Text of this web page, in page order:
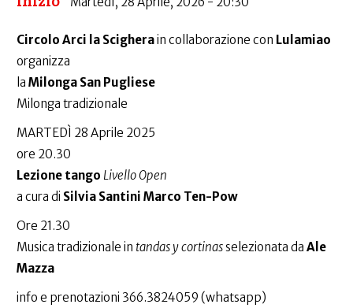
Circolo Arci la Scigherain collaborazione con Lulamiao
organizza
la Milonga San Pugliese
Milonga tradizionale
MARTEDÌ 28 Aprile 2025
ore 20.30
Lezione tango Livello Open
a cura di Silvia Santini Marco Ten-Pow
Ore 21.30
Musica tradizionale in tandas y cortinasselezionata da Ale
Mazza
info e prenotazioni 366.3824059 (whatsapp)